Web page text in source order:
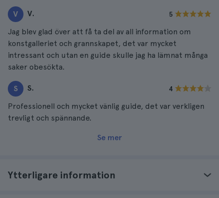
V V. 5
Jag blev glad över att få ta del av all information om
konstgalleriet och grannskapet, det var mycket
intressant och utan en guide skulle jag ha lämnat många
saker obesökta.
S S. 4
Professionell och mycket vänlig guide, det var verkligen
trevligt och spännande.
Se mer
Ytterligare information